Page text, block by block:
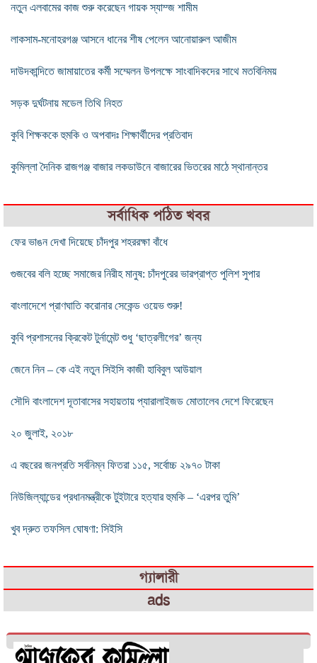
নতুন এলবামের কাজ শুরু করেছেন গায়ক স্যাম্জ শামীম
লাকসাম-মনোহরগঞ্জ আসনে ধানের শীষ পেলেন আনোয়ারুল আজীম
দাউদকান্দিতে জামায়াতের কর্মী সম্মেলন উপলক্ষে সাংবাদিকদের সাথে মতবিনিময়
সড়ক দুর্ঘটনায় মডেল তিথি নিহত
কুবি শিক্ষককে হুমকি ও অপবাদঃ শিক্ষার্থীদের প্রতিবাদ
কুমিল্লা দৈনিক রাজগঞ্জ বাজার লকডাউনে বাজারের ভিতরের মাঠে স্থানান্তর
সর্বাধিক পঠিত খবর
ফের ভাঙন দেখা দিয়েছে চাঁদপুর শহররক্ষা বাঁধে
গুজবের বলি হচ্ছে সমাজের নিরীহ মানুষ: চাঁদপুরের ভারপ্রাপ্ত পুলিশ সুপার
বাংলাদেশে প্রাণঘাতি করোনার সেকেন্ড ওয়েভ শুরু!
কুবি প্রশাসনের ক্রিকেট টুর্নামেন্ট শুধু ‘ছাত্রলীগের’ জন্য
জেনে নিন – কে এই নতুন সিইসি কাজী হাবিবুল আউয়াল
সৌদি বাংলাদেশ দূতাবাসের সহায়তায় প্যারালাইজড মোতালেব দেশে ফিরেছেন
২০ জুলাই, ২০১৮
এ বছরের জনপ্রতি সর্বনিম্ন ফিতরা ১১৫, সর্বোচ্চ ২৯৭০ টাকা
নিউজিল্যান্ডের প্রধানমন্ত্রীকে টুইটারে হত্যার হুমকি – ‘এরপর তুমি’
খুব দ্রুত তফসিল ঘোষণা: সিইসি
গ্যালারী
ads